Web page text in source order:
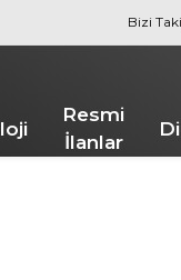
Bizi
Resmi
İlanlar